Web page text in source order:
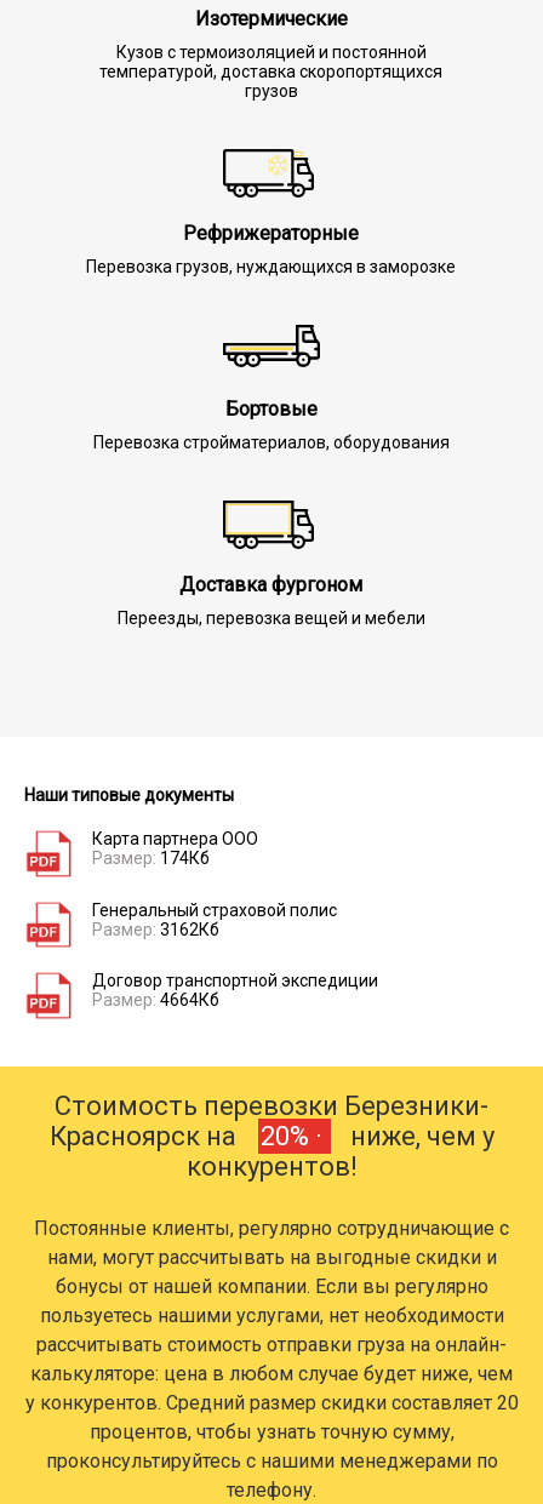
Изотермические
Кузов с термоизоляцией и постоянной
температурой, доставка скоропортящихся
грузов
Рефрижераторные
Перевозка грузов, нуждающихся в заморозке
Бортовые
Перевозка стройматериалов, оборудования
Доставка фургоном
Переезды, перевозка вещей и мебели
Наши типовые документы
Карта партнера ООО
Размер: 174Кб
Генеральный страховой полис
Размер: 3162Кб
Договор транспортной экспедиции
Размер: 4664Кб
Стоимость перевозки Березники-
Красноярск на
20% ·
ниже, чем у
конкурентов!
Постоянные клиенты, регулярно сотрудничающие с
нами, могут рассчитывать на выгодные скидки и
бонусы от нашей компании. Если вы регулярно
пользуетесь нашими услугами, нет необходимости
рассчитывать стоимость отправки груза на онлайн-
калькуляторе: цена в любом случае будет ниже, чем
у конкурентов. Средний размер скидки составляет 20
процентов, чтобы узнать точную сумму,
проконсультируйтесь с нашими менеджерами по
телефону.